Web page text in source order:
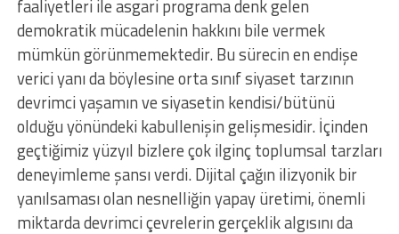
faaliyetleri ile asgari programa denk gelen
demokratik mücadelenin hakkını bile vermek
mümkün görünmemektedir. Bu sürecin en endişe
verici yanı da böylesine orta sınıf siyaset tarzının
devrimci yaşamın ve siyasetin kendisi/bütünü
olduğu yönündeki kabullenişin gelişmesidir. İçinden
geçtiğimiz yüzyıl bizlere çok ilginç toplumsal tarzları
deneyimleme şansı verdi. Dijital çağın ilizyonik bir
yanılsaması olan nesnelliğin yapay üretimi, önemli
miktarda devrimci çevrelerin gerçeklik algısını da